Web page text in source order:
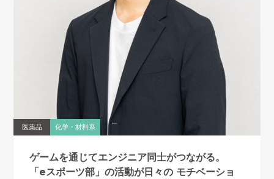
医薬品 化学・材料系
ゲームを通じてエンジニア同士がつながる。
「eスポーツ部」の活動が日々の モチベーショ